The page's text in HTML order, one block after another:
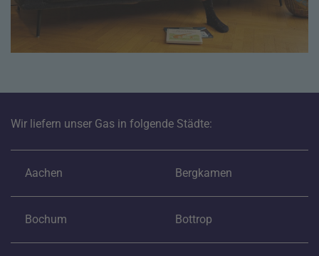
Wir liefern unser Gas in folgende Städte:
Aachen Bergkamen
Bochum Bottrop